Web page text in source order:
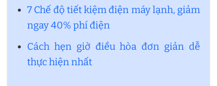
7 Chế độ tiết kiệm điện máy lạnh, giảm
ngay 40% phí điện
Cách hẹn giờ điều hòa đơn giản dễ
thực hiện nhất